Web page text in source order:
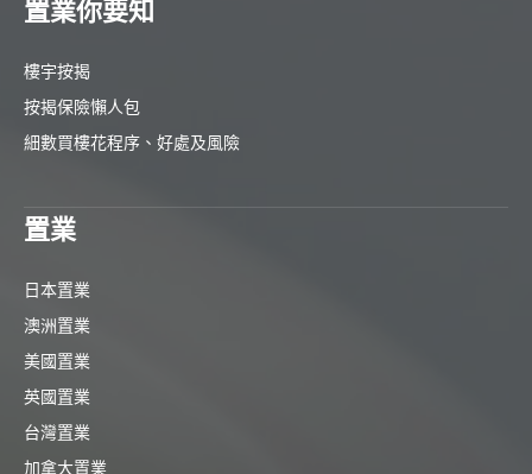
置業你要知
樓宇按揭
按揭保險懶人包
細數買樓花程序、好處及風險
置業
日本置業
澳洲置業
美國置業
英國置業
台灣置業
加拿大置業